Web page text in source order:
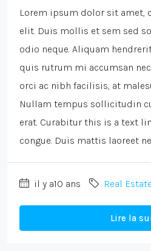
Lorem ipsum dolor sit amet,
elit. Duis mollis et sem sed
odio neque. Aliquam
quis rutrum mi accumsan
orci ac nibh facilisis, at
Nullam tempus sollicitudin
erat. Curabitur this is a text
congue. Duis mattis laoreet
il y a10 ans Real Estate
Lire la